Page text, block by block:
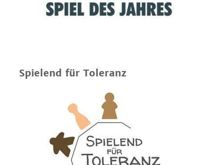
Spielend für Toleranz